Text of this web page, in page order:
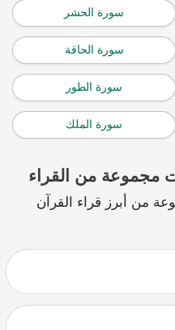
سورة الحشر
سورة الحاقة
سورة الطور
سورة الملك
مجموعة من القراء
من أبرز قراء القرآن